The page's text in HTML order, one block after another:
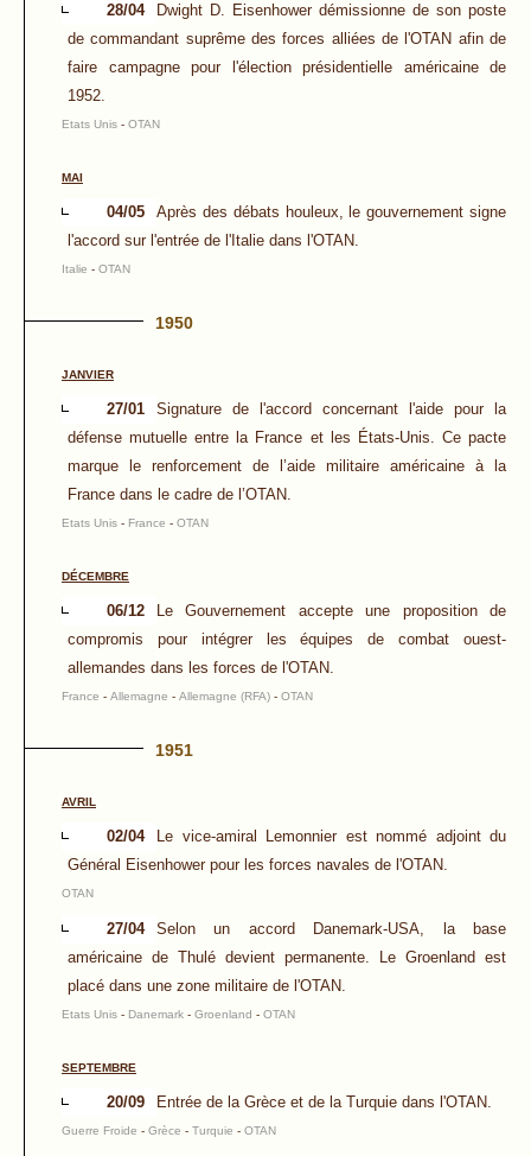
28/04
Dwight D. Eisenhower démissionne de son poste
de commandant suprême des forces alliées de l'OTAN afin de
faire campagne pour l'élection présidentielle américaine de
1952.
Etats Unis - OTAN
MAI
04/05
Après des débats houleux, le gouvernement signe
l'accord sur l'entrée de l'Italie dans l'OTAN.
Italie - OTAN
1950
JANVIER
27/01
Signature de l'accord concernant l'aide pour la
défense mutuelle entre la France et les États-Unis. Ce pacte
marque le renforcement de l’aide militaire américaine à la
France dans le cadre de l’OTAN.
Etats Unis - France - OTAN
DÉCEMBRE
06/12
Le Gouvernement accepte une proposition de
compromis pour intégrer les équipes de combat ouest-
allemandes dans les forces de l'OTAN.
France - Allemagne - Allemagne (RFA) - OTAN
1951
AVRIL
02/04
Le vice-amiral Lemonnier est nommé adjoint du
Général Eisenhower pour les forces navales de l'OTAN.
OTAN
27/04
Selon un accord Danemark-USA, la base
américaine de Thulé devient permanente. Le Groenland est
placé dans une zone militaire de l'OTAN.
Etats Unis - Danemark - Groenland - OTAN
SEPTEMBRE
20/09 Entrée de la Grèce et de la Turquie dans l'OTAN.
Guerre Froide - Grèce - Turquie - OTAN